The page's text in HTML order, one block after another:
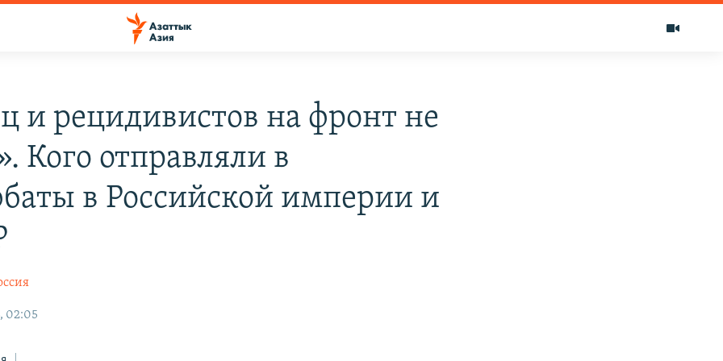
и рецидивистов на фронт не
Кого отправляли в
в Российской империи и
02:05